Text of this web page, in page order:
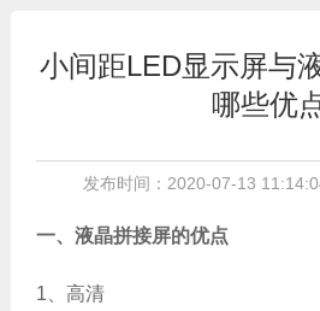
小间距LED显示屏与
哪些优
发布时间：2020-07-13
一、液晶拼接屏的优点
1、高清